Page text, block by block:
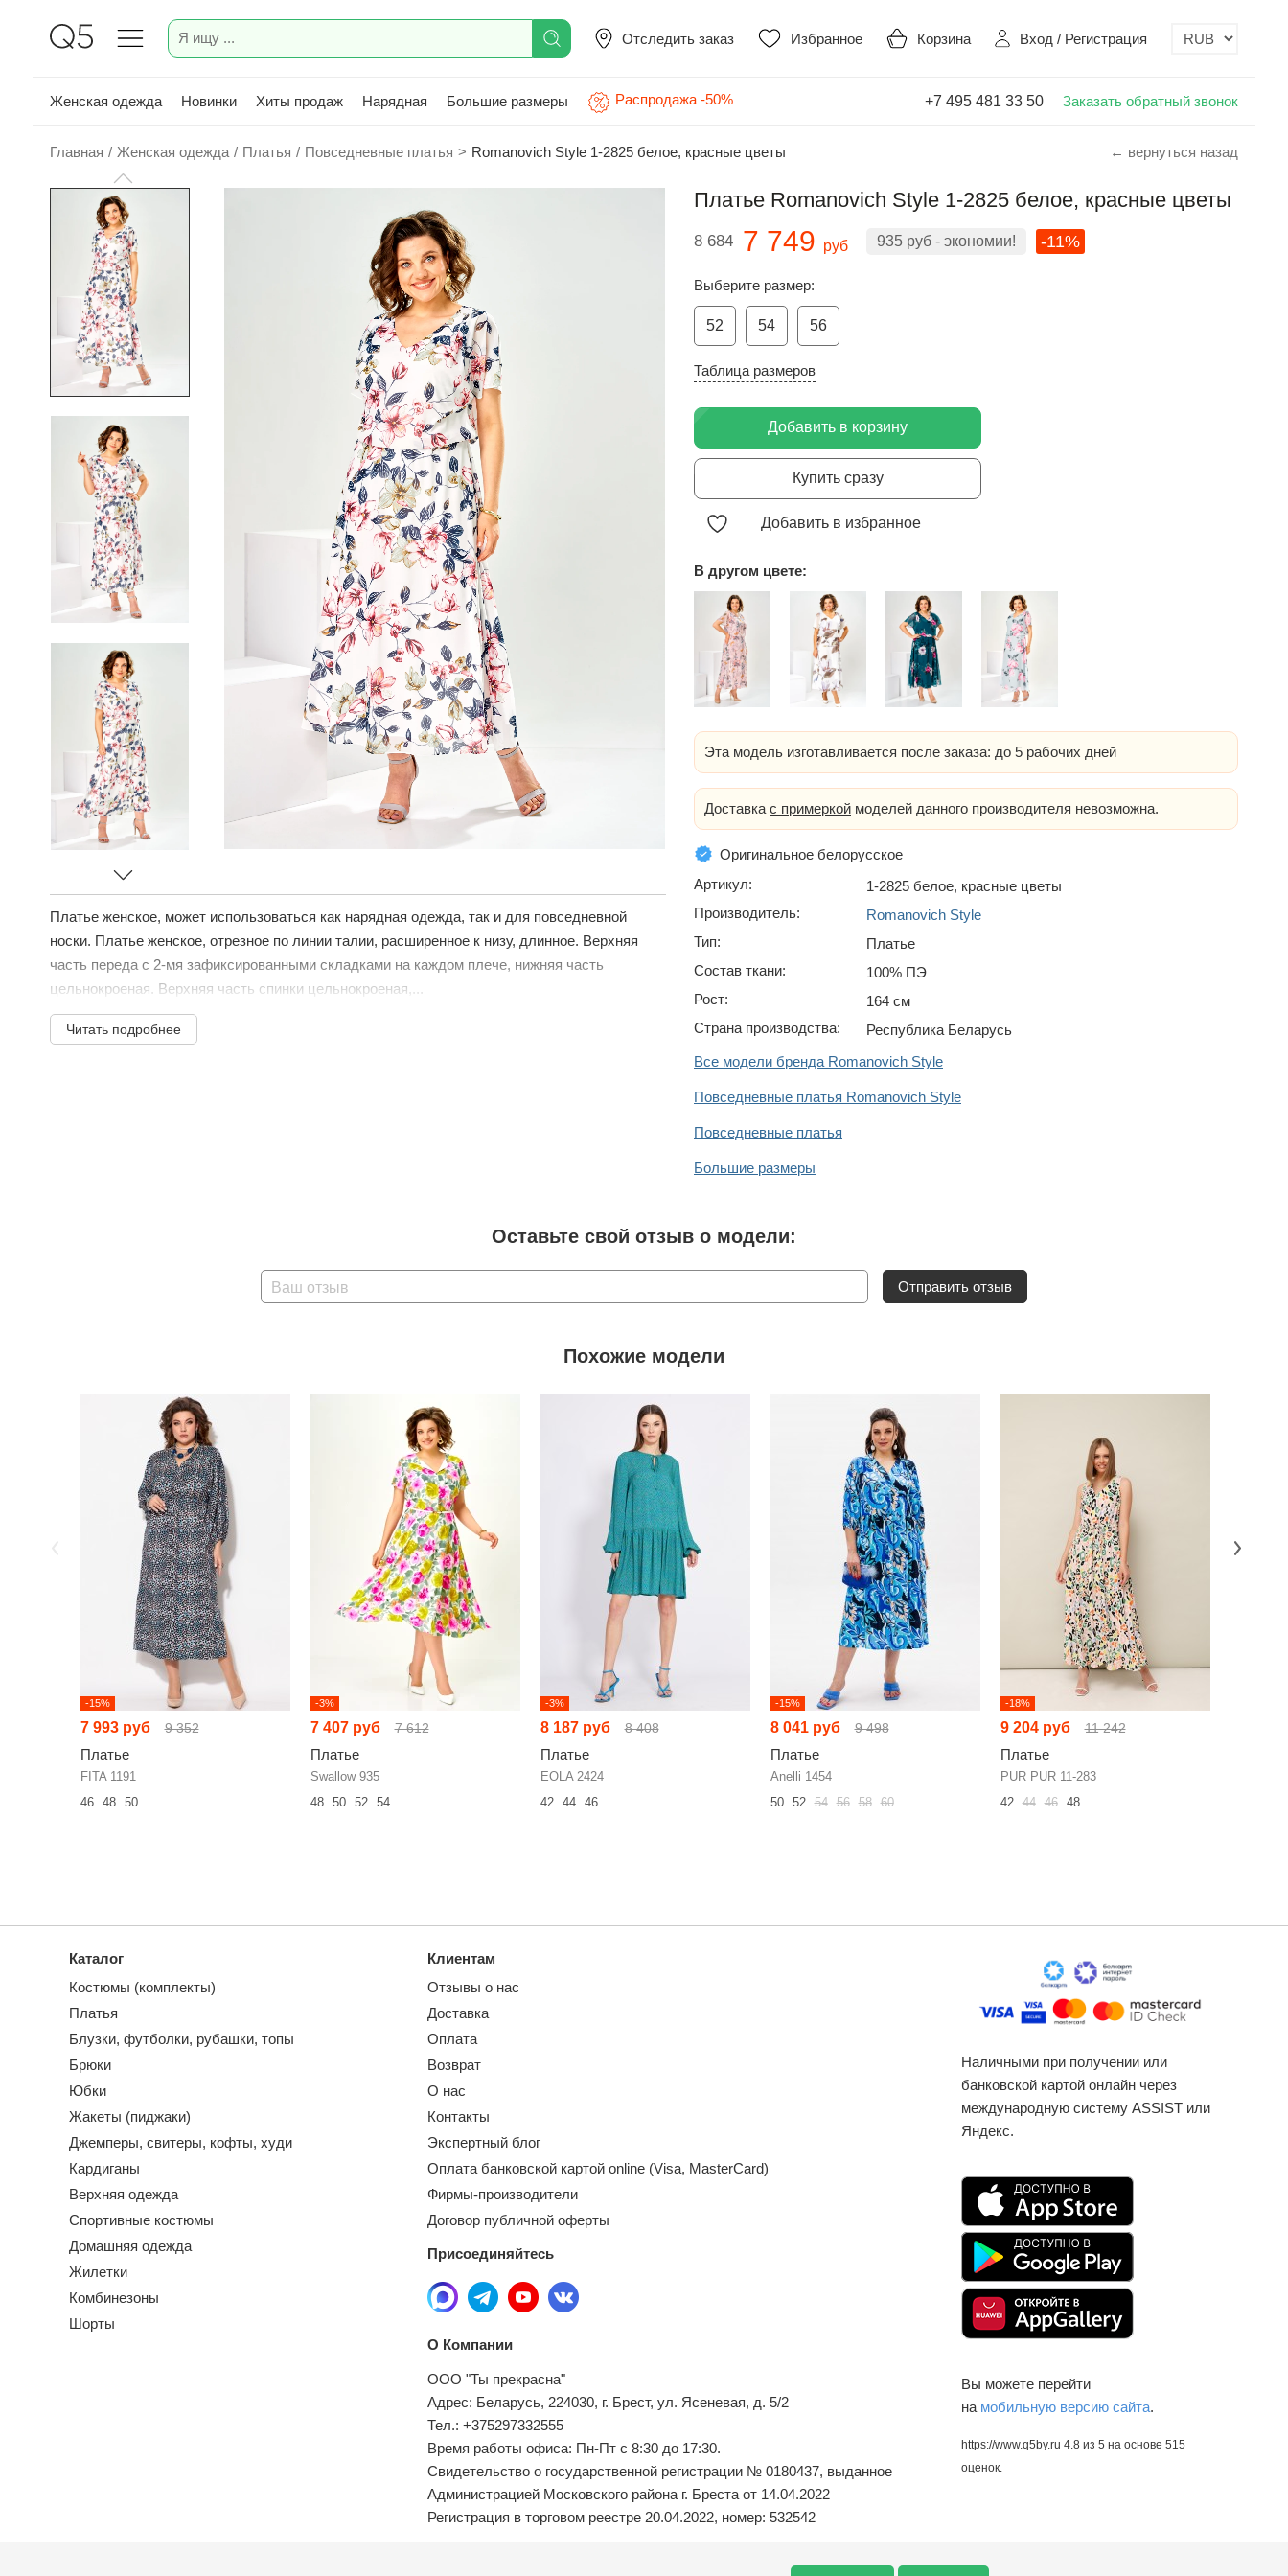
Отследить заказ Избранное Корзина Вход / Регистрация
Женская одежда Новинки Хиты продаж Нарядная Большие размеры Распродажа -50% +7 495 481 33 50 Заказать обратный звонок
Главная / Женская одежда / Платья / Повседневные платья > Romanovich Style 1-2825 белое, красные цветы ← вернуться назад
Платье женское, может использоваться как нарядная одежда, так и для повседневной
носки. Платье женское, отрезное по линии талии, расширенное к низу, длинное. Верхняя
часть переда с 2-мя зафиксированными складками на каждом плече, нижняя часть
цельнокроеная. Верхняя часть спинки цельнокроеная,...
Читать подробнее
Платье Romanovich Style 1-2825 белое, красные цветы
8 684 7 749 руб 935 руб - экономии! -11%
Выберите размер:
52 54 56
Таблица размеров
Добавить в корзину
Купить сразу
Добавить в избранное
В другом цвете:
Эта модель изготавливается после заказа: до 5 рабочих дней
Доставка с примеркой моделей данного производителя невозможна.
Оригинальное белорусское
Артикул:
1-2825 белое, красные цветы
Производитель:
Romanovich Style
Тип:
Платье
Состав ткани:
100% ПЭ
Рост:
164 см
Страна производства:
Республика Беларусь
Все модели бренда Romanovich Style
Повседневные платья Romanovich Style
Повседневные платья
Большие размеры
Оставьте свой отзыв о модели:
Ваш отзыв Отправить отзыв
Похожие модели
-15%
7 993 руб 9 352
Платье
FITA 1191
46
48 50
-3%
7 407 руб 7 612
Платье
Swallow 935
48
50 52 54
-3%
8 187 руб 8 408
Платье
EOLA 2424
42
44 46
-15%
8 041 руб 9 498
Платье
Anelli 1454
50
52 54 56 58 60
-18%
9 204 руб 11 242
Платье
PUR PUR 11-283
42 44 46 48
Каталог
Костюмы (комплекты)
Платья
Блузки, футболки, рубашки, топы
Брюки
Юбки
Жакеты (пиджаки)
Джемперы, свитеры, кофты, худи
Кардиганы
Верхняя одежда
Спортивные костюмы
Домашняя одежда
Жилетки
Комбинезоны
Шорты
Клиентам
Отзывы о нас
Доставка
Оплата
Возврат
О нас
Контакты
Экспертный блог
Оплата банковской картой online (Visa, MasterCard)
Фирмы-производители
Договор публичной оферты
Присоединяйтесь
О Компании
ООО "Ты прекрасна"
Адрес: Беларусь, 224030, г. Брест, ул. Ясеневая, д. 5/2
Тел.: +375297332555
Время работы офиса: Пн-Пт с 8:30 до 17:30.
Свидетельство о государственной регистрации № 0180437, выданное
Администрацией Московского района г. Бреста от 14.04.2022
Регистрация в торговом реестре 20.04.2022, номер: 532542
Местный исполнительный орган по обращениям покупателей:
Наличными при получении или
банковской картой онлайн через
международную систему ASSIST или
Яндекс.
Вы можете перейти
на мобильную версию сайта.
https://www.q5by.ru 4.8 из 5 на основе 515
оценок.